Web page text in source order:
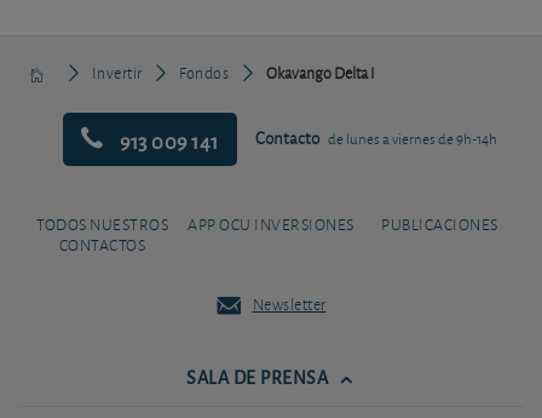
Invertir Fondos Okavango Delta I
913 009 141 Contacto de lunes a viernes de 9h-14h
TODOS NUESTROS
CONTACTOS
APP OCU INVERSIONES PUBLICACIONES
Newsletter
SALA DE PRENSA